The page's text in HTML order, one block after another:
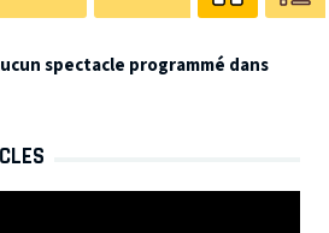
spectacle programmé dans